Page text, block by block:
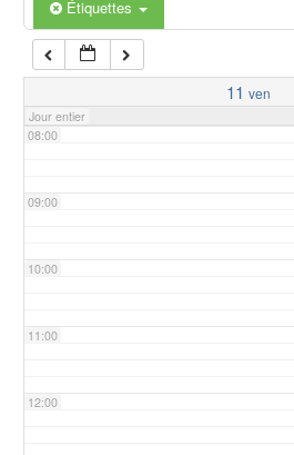
Étiquettes
11 ven
Jour entier
07:00
08:00
09:00
10:00
11:00
12:00